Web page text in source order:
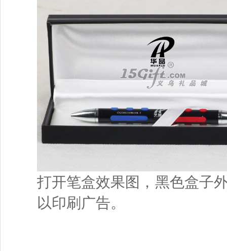
打开笔盒效果图，黑色盒子
以印刷广告。